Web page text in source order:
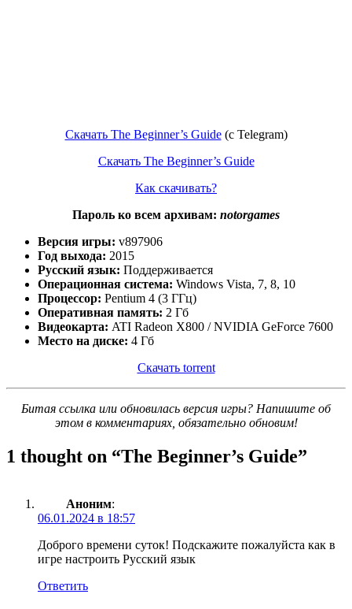
Скачать The Beginner’s Guide(c Telegram)
Скачать The Beginner’s Guide
Как скачивать?
Пароль ко всем архивам: notorgames
Версия игры: v897906
Год выхода: 2015
Русский язык: Поддерживается
Операционная система: Windows Vista, 7, 8, 10
Процессор: Pentium 4 (3 ГГц)
Оперативная память: 2 Гб
Видеокарта: ATI Radeon X800 / NVIDIA GeForce 7600
Место на диске: 4 Гб
Скачать torrent
Битая ссылка или обновилась версия игры? Напишите об
этом в комментариях, обязательно обновим!
1 thought on “The Beginner’s Guide”
Аноним:
06.01.2024 в 18:57
Доброго времени суток! Подскажите пожалуйста как в
игре настроить Русский язык
Ответить